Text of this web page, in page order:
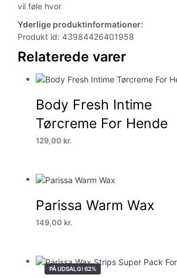
vil føle hvor
Yderlige produktinformationer:
Produkt id: 43984426401958
Relaterede varer
Body Fresh Intime
Tørcreme For Hende
129,00 kr.
Parissa Warm Wax
149,00 kr.
PÅ UDSALG! 62%